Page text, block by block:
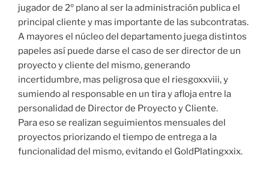
jugador de 2º plano al ser la administración publica el
principal cliente y mas importante de las subcontratas.
A mayores el núcleo del departamento juega distintos
papeles así puede darse el caso de ser director de un
proyecto y cliente del mismo, generando
incertidumbre, mas peligrosa que el riesgoxxviii, y
sumiendo al responsable en un tira y afloja entre la
personalidad de Director de Proyecto y Cliente.
Para eso se realizan seguimientos mensuales del
proyectos priorizando el tiempo de entrega a la
funcionalidad del mismo, evitando el GoldPlatingxxix.